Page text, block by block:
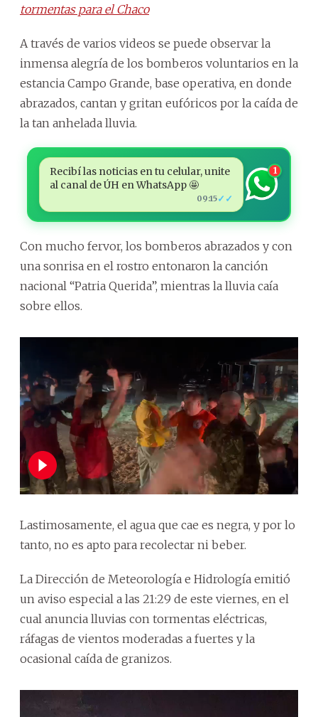
tormentas para el Chaco
A través de varios videos se puede observar la
inmensa alegría de los bomberos voluntarios en la
estancia Campo Grande, base operativa, en donde
abrazados, cantan y gritan eufóricos por la caída de
la tan anhelada lluvia.
Recibí las noticias en tu celular, unite
al canal de ÚH en WhatsApp 🤩
09:15✓✓
1
Con mucho fervor, los bomberos abrazados y con
una sonrisa en el rostro entonaron la canción
nacional “Patria Querida”, mientras la lluvia caía
sobre ellos.
Lastimosamente, el agua que cae es negra, y por lo
tanto, no es apto para recolectar ni beber.
La Dirección de Meteorología e Hidrología emitió
un aviso especial a las 21:29 de este viernes, en el
cual anuncia lluvias con tormentas eléctricas,
ráfagas de vientos moderadas a fuertes y la
ocasional caída de granizos.